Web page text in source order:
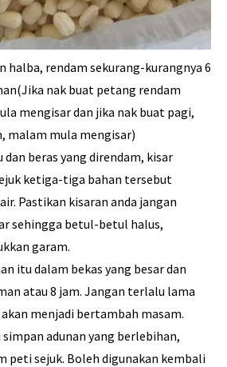
halba, rendam sekurang-kurangnya 6
nak buat petang rendam
mengisar dan jika nak buat pagi,
malam mula mengisar)
beras yang direndam, kisar
ketiga-tiga bahan tersebut
Pastikan kisaran anda jangan
sehingga betul-betul halus,
garam.
itu dalam bekas yang besar dan
atau 8 jam. Jangan terlalu lama
menjadi bertambah masam.
adunan yang berlebihan,
peti sejuk. Boleh digunakan kembali